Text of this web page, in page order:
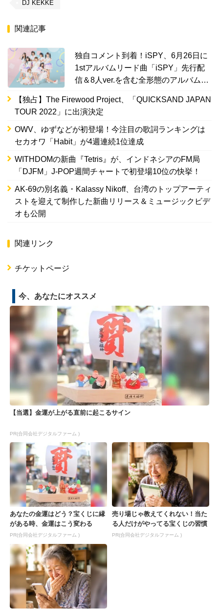
DJ KEKKE
関連記事
独自コメント到着！iSPY、6月26日に
1stアルバムリード曲「iSPY」先行配
信＆8人ver.を含む全形態のアルバムア
【独占】The Firewood Project、「QUICKSAND JAPAN
TOUR 2022」に出演決定
OWV、ゆずなどが初登場！今注目の歌詞ランキングは
セカオワ「Habit」が4週連続1位達成
WITHDOMの新曲『Tetris』が、インドネシアのFM局
「DJFM」J-POP週間チャートで初登場10位の快挙！
AK-69の別名義・Kalassy Nikoff、台湾のトップアーティ
ストを迎えて制作した新曲リリース＆ミュージックビデ
オも公開
関連リンク
チケットページ
今、あなたにオススメ
【当選】金運が上がる直前に起こるサイン
PR(合同会社デジタルファーム )
あなたの金運はどう？宝くじに縁
がある時、金運はこう変わる
PR(合同会社デジタルファーム )
売り場じゃ教えてくれない！当た
る人だけがやってる宝くじの習慣
PR(合同会社デジタルファーム )